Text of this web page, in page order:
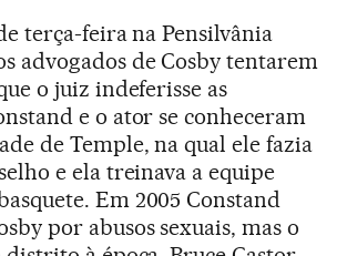
terça-feira na Pensilvânia
advogados de Cosby tentarem
o juiz indeferisse as
e o ator se conheceram
de Temple, na qual ele fazia
e ela treinava a equipe
Em 2005 Constand
por abusos sexuais, mas o